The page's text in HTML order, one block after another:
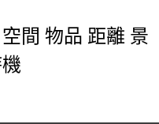
間 物品 距離 景